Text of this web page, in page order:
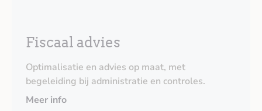
Fiscaal advies
Optimalisatie en advies op maat, met
begeleiding bij administratie en controles.
Meer info